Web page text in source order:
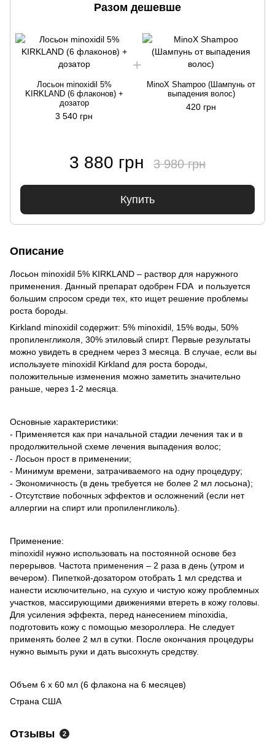
Разом дешевше
Лосьон minoxidil 5%
KIRKLAND (6 флаконов) +
дозатор
3 540 грн
MinoX Shampoo (Шампунь от
выпадения волос)
420 грн
3 880 грн 3 980 грн
Купить
Описание
Лосьон minoxidil 5% KIRKLAND – раствор для наружного
применения. Данный препарат одобрен FDA и пользуется
большим спросом среди тех, кто ищет решение проблемы
роста бороды.
Kirkland minoxidil содержит: 5% minoxidil, 15% воды, 50%
пропиленгликоля, 30% этиловый спирт. Первые результаты
можно увидеть в среднем через 3 месяца. В случае, если вы
используете minoxidil Kirkland для роста бороды,
положительные изменения можно заметить значительно
раньше, через 1-2 месяца.
Основные характеристики:
- Применяется как при начальной стадии лечения так и в
продолжительной схеме лечения выпадения волос;
- Лосьон прост в применении;
- Минимум времени, затрачиваемого на одну процедуру;
- Экономичность (в день требуется не более 2 мл лосьона);
- Отсутствие побочных эффектов и осложнений (если нет
аллергии на спирт или пропиленгликоль).
Применение:
minoxidil нужно использовать на постоянной основе без
перерывов. Частота применения – 2 раза в день (утром и
вечером). Пипеткой-дозатором отобрать 1 мл средства и
нанести исключительно, на сухую и чистую кожу проблемных
участков, массирующими движениями втереть в кожу головы.
Для усиления эффекта, перед нанесением minoxidia,
подготовить кожу с помощью мезороллера. Не следует
применять более 2 мл в сутки. После окончания процедуры
нужно вымыть руки и дать высохнуть средству.
Объем 6 х 60 мл (6 флакона на 6 месяцев)
Страна США
Отзывы 2